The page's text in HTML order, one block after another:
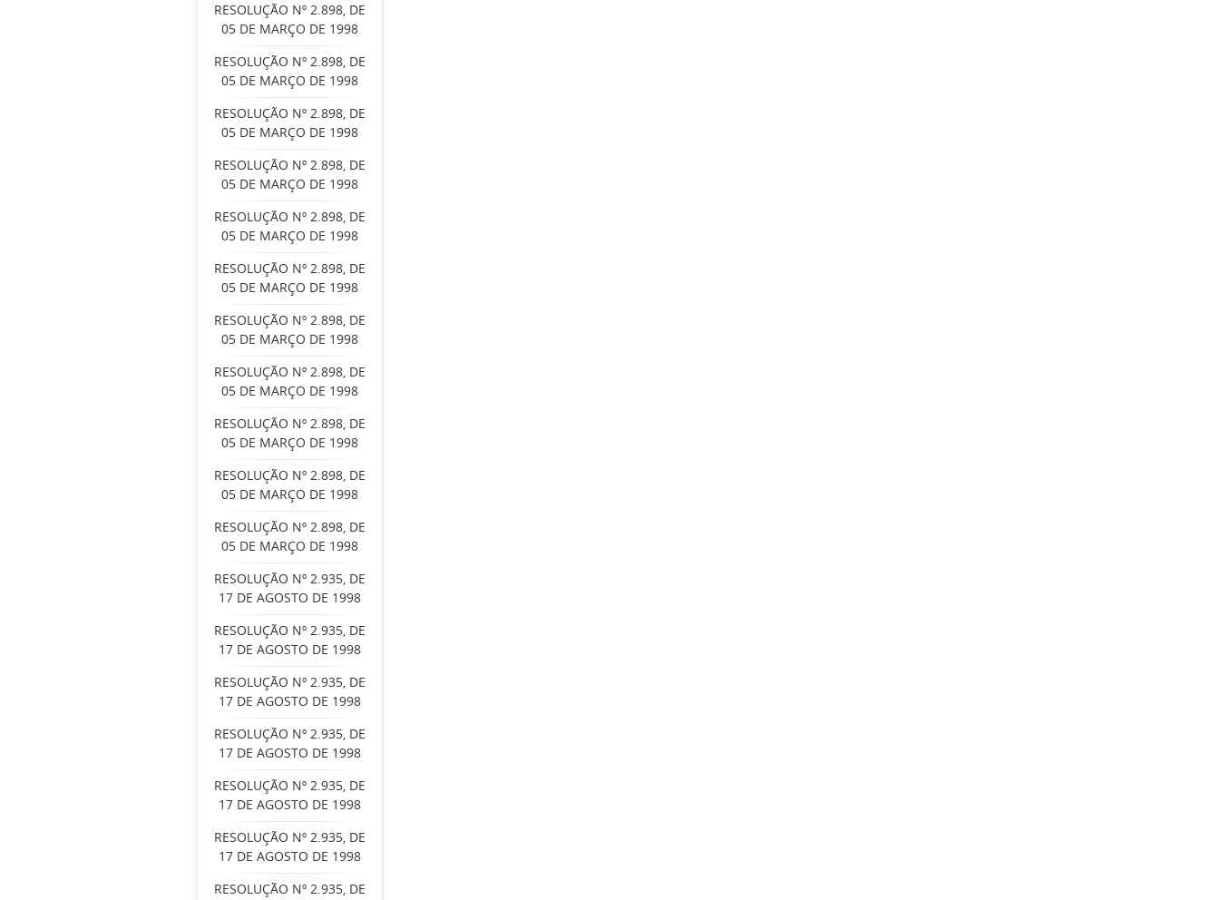
RESOLUÇÃO Nº 2.898, DE
05 DE MARÇO DE 1998
RESOLUÇÃO Nº 2.898, DE
05 DE MARÇO DE 1998
RESOLUÇÃO Nº 2.898, DE
05 DE MARÇO DE 1998
RESOLUÇÃO Nº 2.898, DE
05 DE MARÇO DE 1998
RESOLUÇÃO Nº 2.898, DE
05 DE MARÇO DE 1998
RESOLUÇÃO Nº 2.898, DE
05 DE MARÇO DE 1998
RESOLUÇÃO Nº 2.898, DE
05 DE MARÇO DE 1998
RESOLUÇÃO Nº 2.898, DE
05 DE MARÇO DE 1998
RESOLUÇÃO Nº 2.898, DE
05 DE MARÇO DE 1998
RESOLUÇÃO Nº 2.898, DE
05 DE MARÇO DE 1998
RESOLUÇÃO Nº 2.898, DE
05 DE MARÇO DE 1998
RESOLUÇÃO Nº 2.935, DE
17 DE AGOSTO DE 1998
RESOLUÇÃO Nº 2.935, DE
17 DE AGOSTO DE 1998
RESOLUÇÃO Nº 2.935, DE
17 DE AGOSTO DE 1998
RESOLUÇÃO Nº 2.935, DE
17 DE AGOSTO DE 1998
RESOLUÇÃO Nº 2.935, DE
17 DE AGOSTO DE 1998
RESOLUÇÃO Nº 2.935, DE
17 DE AGOSTO DE 1998
RESOLUÇÃO Nº 2.935, DE